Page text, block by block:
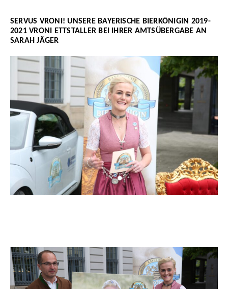
SERVUS VRONI! UNSERE BAYERISCHE BIERKÖNIGIN 2019-
2021 VRONI ETTSTALLER BEI IHRER AMTSÜBERGABE AN
SARAH JÄGER